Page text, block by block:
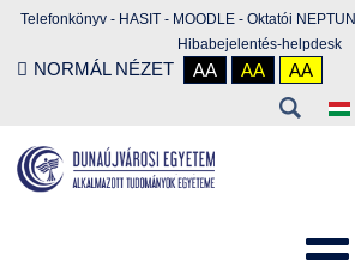
Telefonkönyv - HASIT - MOODLE - Oktatói NEPTUN
Hibabejelentés-helpdesk
NORMÁL NÉZET AA AA AA